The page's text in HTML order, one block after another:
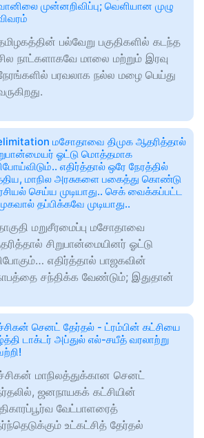
முன்னறிவிப்பு; வெளியான முழு
பல்வேறு பகுதிகளில் கடந்த
நாட்களாகவே மாலை மற்றும் இரவு
பரவலாக நல்ல மழை பெய்து
மசோதாவை திமுக ஆதரித்தால்
ஓட்டு மொத்தமாக
எதிர்த்தால் ஒரே நேரத்தில்
மாநில அரசுகளை பகைத்து கொண்டு
செய்ய முடியாது.. செக் வைக்கப்பட்ட
தப்பிக்கவே முடியாது..
மறுசீரமைப்பு மசோதாவை
சிறுபான்மையினர் ஓட்டு
எதிர்த்தால் பாஜகவின்
சந்திக்க வேண்டும்; இதுதான்
செனட் தேர்தல் - ட்ரம்பின் கட்சியை
டாக்டர் அப்துல் எல்-சயீத் வரலாற்று
மாநிலத்துக்கான செனட்
ஜனநாயகக் கட்சியின்
வேட்பாளரைத்
உட்கட்சித் தேர்தல்